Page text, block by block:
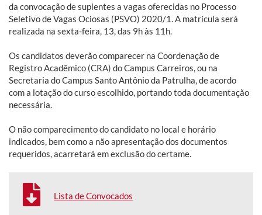
da convocação de suplentes a vagas oferecidas no Processo
Seletivo de Vagas Ociosas (PSVO) 2020/1. A matrícula será
realizada na sexta-feira, 13, das 9h às 11h.
Os candidatos deverão comparecer na Coordenação de
Registro Acadêmico (CRA) do Campus Carreiros, ou na
Secretaria do Campus Santo Antônio da Patrulha, de acordo
com a lotação do curso escolhido, portando toda documentação
necessária.
O não comparecimento do candidato no local e horário
indicados, bem como a não apresentação dos documentos
requeridos, acarretará em exclusão do certame.
Lista de Convocados